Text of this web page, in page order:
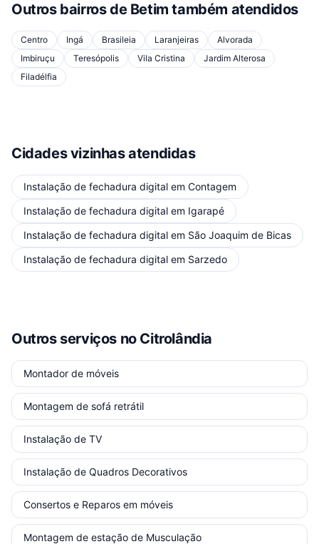
Outros bairros de Betim também atendidos
Centro Ingá Brasileia Laranjeiras
Alvorada
Imbiruçu
Teresópolis Vila Cristina
Jardim Alterosa
Filadélfia
Cidades vizinhas atendidas
Instalação de fechadura digital em Contagem
Instalação de fechadura digital em Igarapé
Instalação de fechadura digital em São Joaquim de Bicas
Instalação de fechadura digital em Sarzedo
Outros serviços no Citrolândia
Montador de móveis
Montagem de sofá retrátil
Instalação de TV
Instalação de Quadros Decorativos
Consertos e Reparos em móveis
Montagem de estação de Musculação